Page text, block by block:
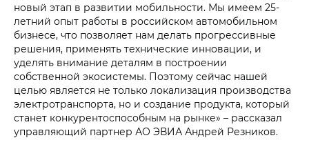
новый этап в развитии мобильности. Мы имеем 25-
летний опыт работы в российском автомобильном
бизнесе, что позволяет нам делать прогрессивные
решения, применять технические инновации, и
уделять внимание деталям в построении
собственной экосистемы. Поэтому сейчас нашей
целью является не только локализация производства
электротранспорта, но и создание продукта, который
станет конкурентоспособным на рынке» – рассказал
управляющий партнер АО ЭВИА Андрей Резников.